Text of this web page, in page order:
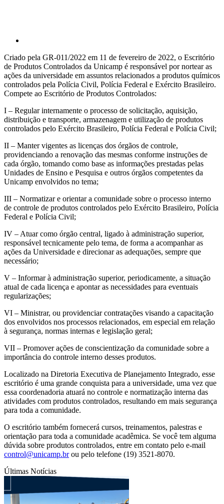
Criado pela GR-011/2022 em 11 de fevereiro de 2022, o Escritório
de Produtos Controlados da Unicamp é responsável por nortear as
ações da universidade em assuntos relacionados a produtos químicos
controlados pela Polícia Civil, Polícia Federal e Exército Brasileiro.
Compete ao Escritório de Produtos Controlados:
I – Regular internamente o processo de solicitação, aquisição,
distribuição e transporte, armazenagem e utilização de produtos
controlados pelo Exército Brasileiro, Polícia Federal e Polícia Civil;
II – Manter vigentes as licenças dos órgãos de controle,
providenciando a renovação das mesmas conforme instruções de
cada órgão, tomando como base as informações prestadas pelas
Unidades de Ensino e Pesquisa e outros órgãos competentes da
Unicamp envolvidos no tema;
III – Normatizar e orientar a comunidade sobre o processo interno
de controle de produtos controlados pelo Exército Brasileiro, Polícia
Federal e Polícia Civil;
IV – Atuar como órgão central, ligado à administração superior,
responsável tecnicamente pelo tema, de forma a acompanhar as
ações da Universidade e direcionar as adequações, sempre que
necessário;
V – Informar à administração superior, periodicamente, a situação
atual de cada licença e apontar as necessidades para eventuais
regularizações;
VI – Ministrar, ou providenciar contratações visando a capacitação
dos envolvidos nos processos relacionados, em especial em relação
à segurança, normas internas e legislação geral;
VII – Promover ações de conscientização da comunidade sobre a
importância do controle interno desses produtos.
Localizado na Diretoria Executiva de Planejamento Integrado, esse
escritório é uma grande conquista para a universidade, uma vez que
essa coordenadoria atuará no controle e normatização interna das
atividades com produtos controlados, resultando em mais segurança
para toda a comunidade.
O escritório também fornecerá cursos, treinamentos, palestras e
orientação para toda a comunidade acadêmica. Se você tem alguma
dúvida sobre produtos controlados, entre em contato pelo e-mail
control@unicamp.brou pelo telefone (19) 3521-8070.
Últimas Notícias